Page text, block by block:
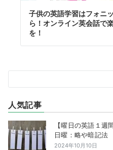
子供の英語学習はフォニ
ら！オンライン英会話で
を！
人気記事
【曜日の英語１
日曜：略や暗記法
2024年10月10日